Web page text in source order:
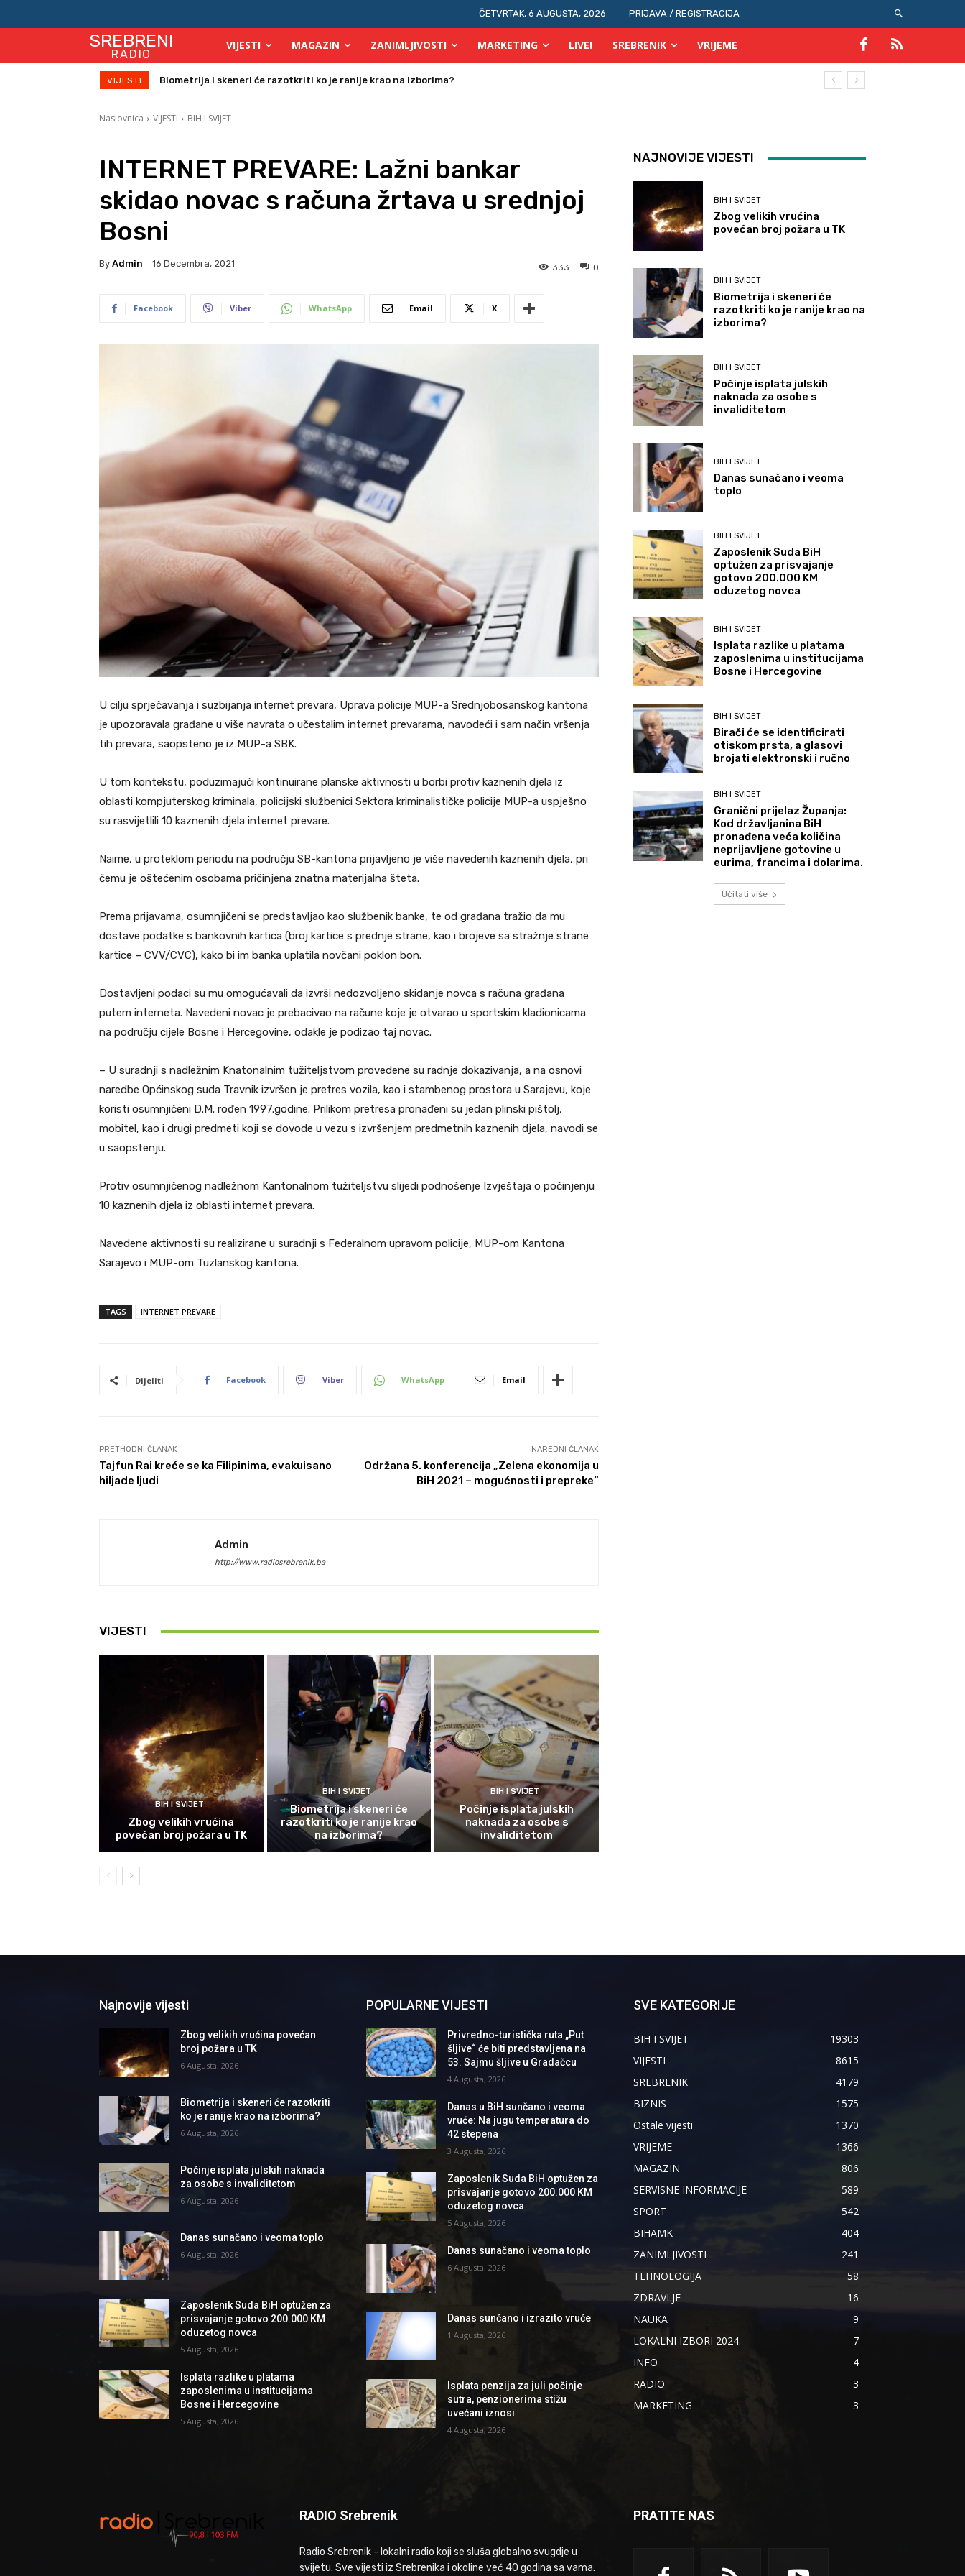
ČETVRTAK, 6 AUGUSTA, 2026 PRIJAVA / REGISTRACIJA
SREBRENI
RADIO
VIJESTI MAGAZIN ZANIMLJIVOSTI MARKETING LIVE! SREBRENIK VRIJEME
VIJESTI Biometrija i skeneri će razotkriti ko je ranije krao na izborima?
Počinje isplata julskih naknada za osobe s invaliditetom
Naslovnica VIJESTI BIH I SVIJET
INTERNET PREVARE: Lažni bankar
skidao novac s računa žrtava u srednjoj
Bosni
By Admin 16 Decembra, 2021 0
333
Facebook Viber WhatsApp Email X
U cilju sprječavanja i suzbijanja internet prevara, Uprava policije MUP-a Srednjobosanskog kantona
je upozoravala građane u više navrata o učestalim internet prevarama, navodeći i sam način vršenja
tih prevara, saopsteno je iz MUP-a SBK.
U tom kontekstu, poduzimajući kontinuirane planske aktivnosti u borbi protiv kaznenih djela iz
oblasti kompjuterskog kriminala, policijski službenici Sektora kriminalističke policije MUP-a uspješno
su rasvijetlili 10 kaznenih djela internet prevare.
Naime, u proteklom periodu na području SB-kantona prijavljeno je više navedenih kaznenih djela, pri
čemu je oštećenim osobama pričinjena znatna materijalna šteta.
Prema prijavama, osumnjičeni se predstavljao kao službenik banke, te od građana tražio da mu
dostave podatke s bankovnih kartica (broj kartice s prednje strane, kao i brojeve sa stražnje strane
kartice – CVV/CVC), kako bi im banka uplatila novčani poklon bon.
Dostavljeni podaci su mu omogućavali da izvrši nedozvoljeno skidanje novca s računa građana
putem interneta. Navedeni novac je prebacivao na račune koje je otvarao u sportskim kladionicama
na području cijele Bosne i Hercegovine, odakle je podizao taj novac.
– U suradnji s nadležnim Knatonalnim tužiteljstvom provedene su radnje dokazivanja, a na osnovi
naredbe Općinskog suda Travnik izvršen je pretres vozila, kao i stambenog prostora u Sarajevu, koje
koristi osumnjičeni D.M. rođen 1997.godine. Prilikom pretresa pronađeni su jedan plinski pištolj,
mobitel, kao i drugi predmeti koji se dovode u vezu s izvršenjem predmetnih kaznenih djela, navodi se
u saopstenju.
Protiv osumnjičenog nadležnom Kantonalnom tužiteljstvu slijedi podnošenje Izvještaja o počinjenju
10 kaznenih djela iz oblasti internet prevara.
Navedene aktivnosti su realizirane u suradnji s Federalnom upravom policije, MUP-om Kantona
Sarajevo i MUP-om Tuzlanskog kantona.
TAGS INTERNET PREVARE
Dijeliti Facebook Viber WhatsApp Email
PRETHODNI ČLANAK
Tajfun Rai kreće se ka Filipinima, evakuisano
hiljade ljudi
NAREDNI ČLANAK
Održana 5. konferencija „Zelena ekonomija u
BiH 2021 – mogućnosti i prepreke“
Admin
http://www.radiosrebrenik.ba
VIJESTI
BIH I SVIJET
Zbog velikih vrućina
povećan broj požara u TK
BIH I SVIJET
Biometrija i skeneri će
razotkriti ko je ranije krao
na izborima?
BIH I SVIJET
Počinje isplata julskih
naknada za osobe s
invaliditetom
NAJNOVIJE VIJESTI
BIH I SVIJET
Zbog velikih vrućina
povećan broj požara u TK
BIH I SVIJET
Biometrija i skeneri će
razotkriti ko je ranije krao na
izborima?
BIH I SVIJET
Počinje isplata julskih
naknada za osobe s
invaliditetom
BIH I SVIJET
Danas sunačano i veoma
toplo
BIH I SVIJET
Zaposlenik Suda BiH
optužen za prisvajanje
gotovo 200.000 KM
oduzetog novca
BIH I SVIJET
Isplata razlike u platama
zaposlenima u institucijama
Bosne i Hercegovine
BIH I SVIJET
Birači će se identificirati
otiskom prsta, a glasovi
brojati elektronski i ručno
BIH I SVIJET
Granični prijelaz Županja:
Kod državljanina BiH
pronađena veća količina
neprijavljene gotovine u
eurima, francima i dolarima.
Učitati više
Najnovije vijesti
Zbog velikih vrućina povećan
broj požara u TK
6 Augusta, 2026
Biometrija i skeneri će razotkriti
ko je ranije krao na izborima?
6 Augusta, 2026
Počinje isplata julskih naknada
za osobe s invaliditetom
6 Augusta, 2026
Danas sunačano i veoma toplo
6 Augusta, 2026
Zaposlenik Suda BiH optužen za
prisvajanje gotovo 200.000 KM
oduzetog novca
5 Augusta, 2026
Isplata razlike u platama
zaposlenima u institucijama
Bosne i Hercegovine
5 Augusta, 2026
POPULARNE VIJESTI
Privredno-turistička ruta „Put
šljive“ će biti predstavljena na
53. Sajmu šljive u Gradačcu
4 Augusta, 2026
Danas u BiH sunčano i veoma
vruće: Na jugu temperatura do
42 stepena
3 Augusta, 2026
Zaposlenik Suda BiH optužen za
prisvajanje gotovo 200.000 KM
oduzetog novca
5 Augusta, 2026
Danas sunačano i veoma toplo
6 Augusta, 2026
Danas sunčano i izrazito vruće
1 Augusta, 2026
Isplata penzija za juli počinje
sutra, penzionerima stižu
uvećani iznosi
4 Augusta, 2026
SVE KATEGORIJE
BIH I SVIJET
19303
VIJESTI
8615
SREBRENIK
4179
BIZNIS
1575
Ostale vijesti
1370
VRIJEME
1366
MAGAZIN
806
SERVISNE INFORMACIJE
589
SPORT
542
BIHAMK
404
ZANIMLJIVOSTI
241
TEHNOLOGIJA
58
ZDRAVLJE
16
NAUKA
9
LOKALNI IZBORI 2024.
7
INFO
4
RADIO
3
MARKETING
3
RADIO Srebrenik
Radio Srebrenik - lokalni radio koji se sluša globalno svugdje u
svijetu. Sve vijesti iz Srebrenika i okoline već 40 godina sa vama.
PRATITE NAS